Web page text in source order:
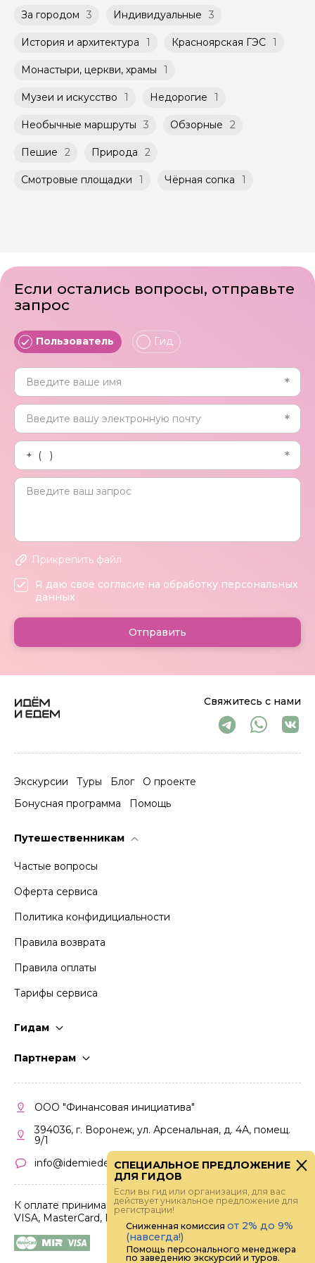
заблаговременно до начала путешествия,
указанной на странице самого тура и
Агрегатором дополнительного соглашения
к Оферте Сервиса.
Способы оплаты на сайте: Картой
российского банка можно оплатить любую
экскурсию.
Помимо Вас, на групповой экскурсии могут
быть незнакомые для Вас люди.
Мини-группы проводятся на тех же
условиях, что и групповые, но с количество
участников ограничено (группа может быть
За городом 3 Индивидуальные 3
История и архитектура 1 Красноярская ГЭС 1
Монастыри, церкви, храмы 1
Музеи и искусство 1 Недорогие 1
Необычные маршруты 3 Обзорные 2
Пешие 2 Природа 2
Смотровые площадки 1 Чёрная сопка 1
Свяжитесь с нами
Экскурсии Туры Блог
О проекте
Бонусная программа
Помощь
Путешественникам
Частые вопросы
Оферта сервиса
Политика конфидициальности
Правила возврата
Правила оплаты
Тарифы сервиса
Гидам
Партнерам
Кабинет партнера
Правила участия
ООО "Финансовая инициатива"
394036, г. Воронеж, ул. Арсенальная, д. 4А, помещ.
9/1
info@idemiedem.ru
К оплате принимаются карты
VISA, MasterCard, МИР
Если остались вопросы, отправьте
запрос
Пользователь Гид
Прикрепить файл
Я даю своё согласие на обработку персональных
данных
Отправить
СПЕЦИАЛЬНОЕ ПРЕДЛОЖЕНИЕ
ДЛЯ ГИДОВ
Если вы гид или организация, для вас
действует уникальное предложение для
регистрации!
Сниженная комиссия от 2% до 9%
(навсегда!)
Помощь персонального менеджера
по заведению экскурсий и туров.